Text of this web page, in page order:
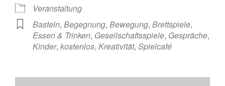
Veranstaltung
Basteln, Begegnung, Bewegung, Brettspiele,
Essen & Trinken, Gesellschaftsspiele, Gespräche,
Kinder, kostenlos, Kreativität, Spielcafé